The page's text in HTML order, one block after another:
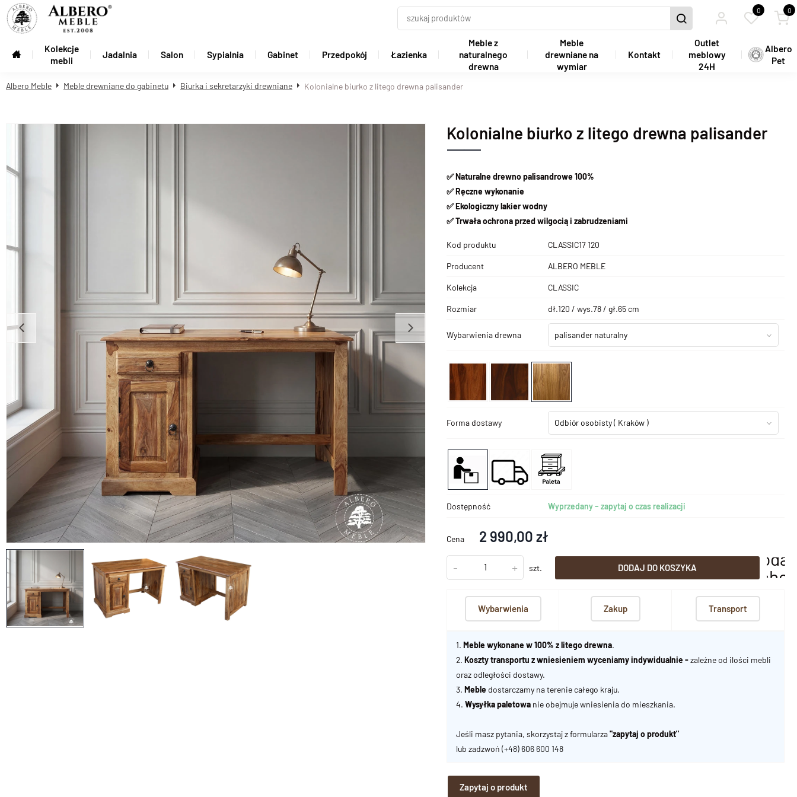
0 0
Kolekcje
mebli
Jadalnia Salon Sypialnia Gabinet Przedpokój Łazienka
Meble z
naturalnego
drewna
Meble
drewniane na
wymiar
Kontakt
Outlet
meblowy
24H
Albero
Pet
Albero Meble Meble drewniane do gabinetu Biurka i sekretarzyki drewniane Kolonialne biurko z litego drewna palisander
Kolonialne biurko z litego drewna palisander
✅Naturalne drewno palisandrowe 100%
✅Ręczne wykonanie
✅Ekologiczny lakier wodny
✅Trwała ochrona przed wilgocią i zabrudzeniami
Kod produktu CLASSIC17 120
Producent ALBERO MEBLE
Kolekcja CLASSIC
Rozmiar dł.120 / wys.78 / gł.65 cm
Wybarwienia drewna palisander naturalny
Forma dostawy Odbiór osobisty( Kraków )
Dostępność Wyprzedany – zapytaj o czas realizacji
Cena 2 990,00 zł
- + szt. DODAJ DO KOSZYKA
dodaj
Wybarwienia Zakup Transport
1.Meble wykonane w 100% z litego drewna.
2.Koszty transportu z wniesieniem wyceniamy indywidualnie -zależne od ilości mebli
oraz odległości dostawy.
3.Meble dostarczamy na terenie całego kraju.
4.Wysyłka paletowa nie obejmuje wniesienia do mieszkania.
Jeśli masz pytania, skorzystaj z formularza"zapytaj o produkt"
lub zadzwoń(+48) 606 600 148
Zapytaj o produkt